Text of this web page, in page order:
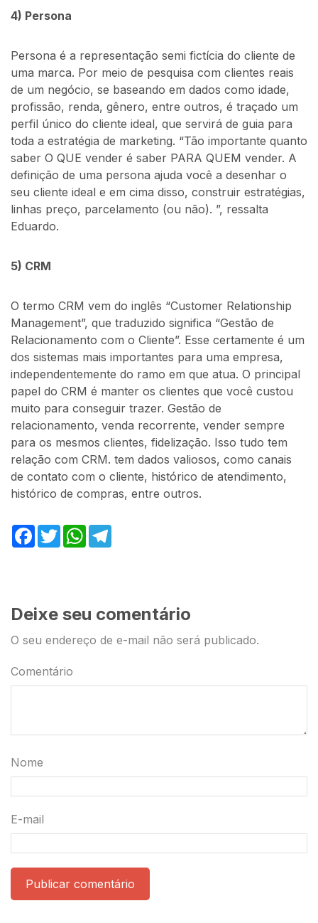
4) Persona
Persona é a representação semi fictícia do cliente de
uma marca. Por meio de pesquisa com clientes reais
de um negócio, se baseando em dados como idade,
profissão, renda, gênero, entre outros, é traçado um
perfil único do cliente ideal, que servirá de guia para
toda a estratégia de marketing. “Tão importante quanto
saber O QUE vender é saber PARA QUEM vender. A
definição de uma persona ajuda você a desenhar o
seu cliente ideal e em cima disso, construir estratégias,
linhas preço, parcelamento (ou não). ”, ressalta
Eduardo.
5) CRM
O termo CRM vem do inglês “Customer Relationship
Management”, que traduzido significa “Gestão de
Relacionamento com o Cliente”. Esse certamente é um
dos sistemas mais importantes para uma empresa,
independentemente do ramo em que atua. O principal
papel do CRM é manter os clientes que você custou
muito para conseguir trazer. Gestão de
relacionamento, venda recorrente, vender sempre
para os mesmos clientes, fidelização. Isso tudo tem
relação com CRM. tem dados valiosos, como canais
de contato com o cliente, histórico de atendimento,
histórico de compras, entre outros.
Facebook
Twitter WhatsApp
Deixe seu comentário
O seu endereço de e-mail não será publicado.
Comentário
Nome
E-mail
Publicar comentário